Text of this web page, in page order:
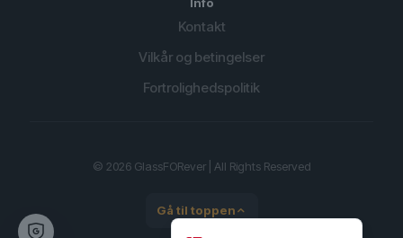
Kontakt
Vilkår og betingelser
Fortrolighedspolitik
© 2026 GlassFORever | All Rights Reserved
Gå til toppenEnglish (United States)